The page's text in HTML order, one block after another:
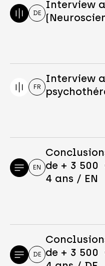
DE
Interview
FR
Interview
EN
de + 3 500
4 ans / EN
DE
de + 3 500